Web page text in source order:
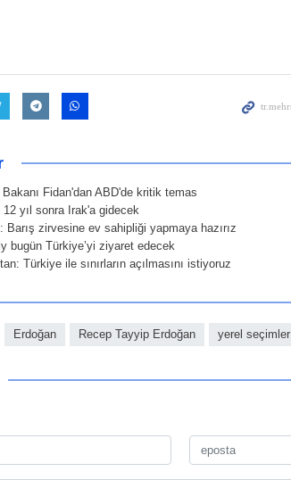
Bakanı Fidan'dan ABD'de kritik temas
12 yıl sonra Irak'a gidecek
Barış zirvesine ev sahipliği yapmaya hazırız
bugün Türkiye’yi ziyaret edecek
Türkiye ile sınırların açılmasını istiyoruz
Erdoğan Recep Tayyip Erdoğan yerel seçimler